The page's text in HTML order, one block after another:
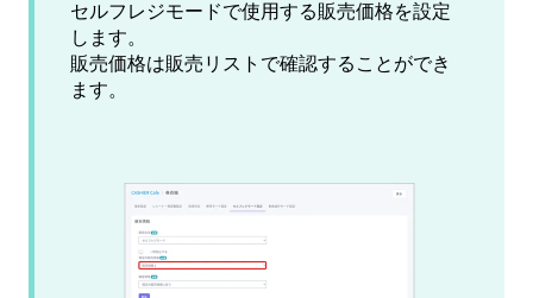
セルフレジモードで使用する販売価格を設定
します。
販売価格は販売リストで確認することができ
ます。